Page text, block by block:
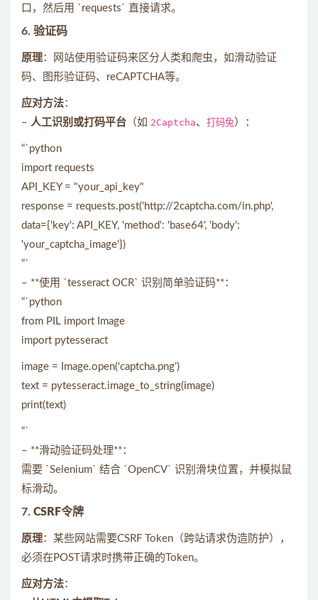
口，然后用 `requests` 直接请求。
6. 验证码
原理：网站使用验证码来区分人类和爬虫，如滑动验证
码、图形验证码、reCAPTCHA等。
应对方法：
– 人工识别或打码平台 （如 2Captcha、 打码兔）：
“`python
import requests
API_KEY = "your_api_key"
response = requests.post('http://2captcha.com/in.php',
data={'key': API_KEY, 'method': 'base64', 'body':
'your_captcha_image'})
“`
– **使用 `tesseract OCR` 识别简单验证码**：
“`python
from PIL import Image
import pytesseract
image = Image.open(‘captcha.png’)
text = pytesseract.image_to_string(image)
print(text)
“`
– **滑动验证码处理**：
需要 `Selenium` 结合 `OpenCV` 识别滑块位置，并模拟鼠
标滑动。
7. CSRF令牌
原理：某些网站需要CSRF Token（跨站请求伪造防护），
必须在POST请求时携带正确的Token。
应对方法：